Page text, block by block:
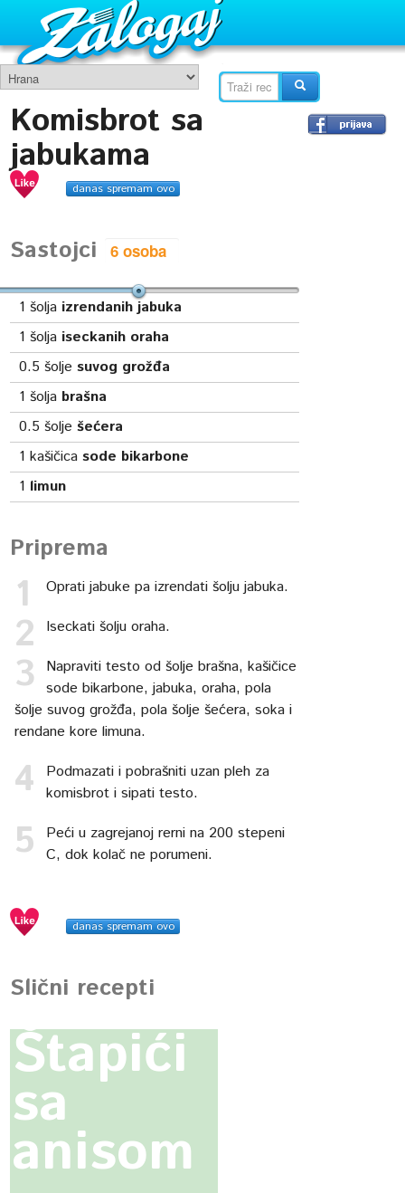
Komisbrot sa
jabukama
danas spremam ovo
Sastojci
1 šolja izrendanih jabuka
1 šolja iseckanih oraha
0.5 šoljesuvog grožđa
1 šolja brašna
0.5 šolješećera
1 kašičicasode bikarbone
1 limun
Priprema
Oprati jabuke pa izrendati šolju jabuka.
Iseckati šolju oraha.
Napraviti testo od šolje brašna, kašičice
sode bikarbone, jabuka, oraha, pola
šolje suvog grožđa, pola šolje šećera, soka i
rendane kore limuna.
Podmazati i pobrašniti uzan pleh za
komisbrot i sipati testo.
Peći u zagrejanoj rerni na 200 stepeni
C, dok kolač ne porumeni.
danas spremam ovo
Slični recepti
Štapići
sa
anisom